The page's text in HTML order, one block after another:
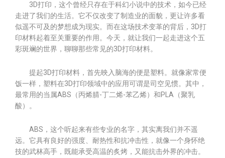
3D打印，这个曾经只存在于科幻小说中的技术，如今已经
走进了我们的生活。它不仅改变了制造业的面貌，更让许多看
似遥不可及的梦想成为现实。而在这场技术变革的背后，3D打
印材料起着至关重要的作用。今天，就让我们一起走进这个五
彩斑斓的世界，聊聊那些常见的3D打印材料。
提起3D打印材料，首先映入脑海的便是塑料。就像家常便
饭一样，塑料在3D打印领域中的应用可谓是司空见惯。其中，
最常用的当属ABS（丙烯腈-丁二烯-苯乙烯）和PLA（聚乳
酸）。
ABS，这个听起来有些专业的名字，其实离我们并不遥
远。它具有良好的强度、耐热性和抗冲击性，就像一个身怀绝
技的武林高手，既能承受高温的炙烤，又能抗击外界的冲击。